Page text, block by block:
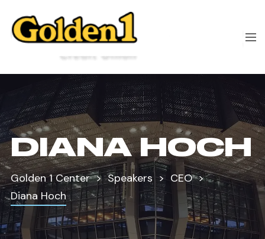
DIANA HOCH
Golden 1 Center Speakers
CEO
Diana Hoch